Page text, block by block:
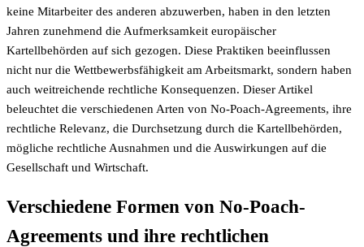
keine Mitarbeiter des anderen abzuwerben, haben in den letzten
Jahren zunehmend die Aufmerksamkeit europäischer
Kartellbehörden auf sich gezogen. Diese Praktiken beeinflussen
nicht nur die Wettbewerbsfähigkeit am Arbeitsmarkt, sondern haben
auch weitreichende rechtliche Konsequenzen. Dieser Artikel
beleuchtet die verschiedenen Arten von No-Poach-Agreements, ihre
rechtliche Relevanz, die Durchsetzung durch die Kartellbehörden,
mögliche rechtliche Ausnahmen und die Auswirkungen auf die
Gesellschaft und Wirtschaft.
Verschiedene Formen von No-Poach-
Agreements und ihre rechtlichen